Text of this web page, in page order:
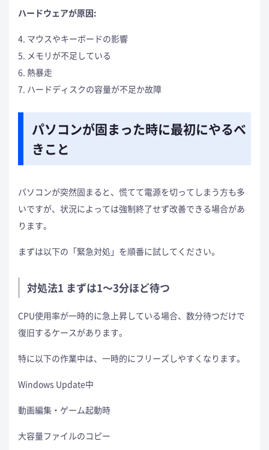
ハードウェアが原因:
4. マウスやキーボードの影響
5. メモリが不足している
6. 熱暴走
7. ハードディスクの容量が不足か故障
パソコンが固まった時に最初にやるべ
きこと
パソコンが突然固まると、慌てて電源を切ってしまう方も多
いですが、状況によっては強制終了せず改善できる場合があ
ります。
まずは以下の「緊急対処」を順番に試してください。
対処法1 まずは1〜3分ほど待つ
CPU使用率が一時的に急上昇している場合、数分待つだけで
復旧するケースがあります。
特に以下の作業中は、一時的にフリーズしやすくなります。
Windows Update中
動画編集・ゲーム起動時
大容量ファイルのコピー